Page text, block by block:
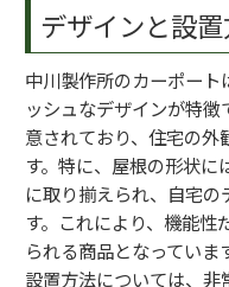
デザインと設
中川製作所のカーポー
ッシュなデザインが特
意されており、住宅の
す。特に、屋根の形状
に取り揃えられ、自宅
す。これにより、機能
られる商品となっていま
設置方法については、